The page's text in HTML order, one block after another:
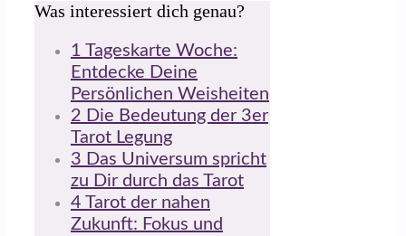
Was interessiert dich genau?
1 Tageskarte Woche:
Entdecke Deine
Persönlichen Weisheiten
2 Die Bedeutung der 3er
Tarot Legung
3 Das Universum spricht
zu Dir durch das Tarot
4 Tarot der nahen
Zukunft: Fokus und